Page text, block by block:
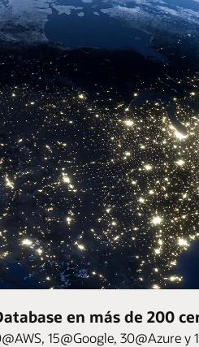
en más de 200
15@Google, 30@Azure y